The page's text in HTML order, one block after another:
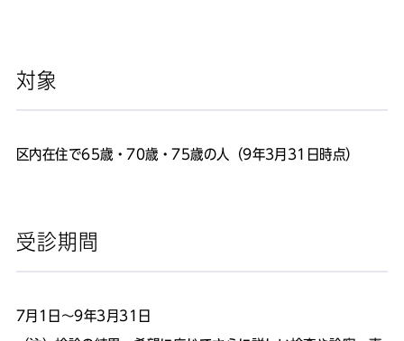
対象
区内在住で65歳・70歳・75歳の人（9年3月31日時点）
受診期間
7月1日～9年3月31日